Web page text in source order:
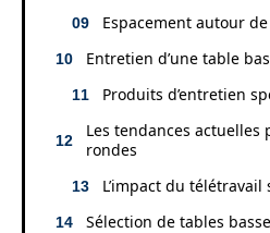
Espacement autour
Entretien d’une table
Produits d’entretien
Les tendances actuelles
rondes
L’impact du
Sélection de tables